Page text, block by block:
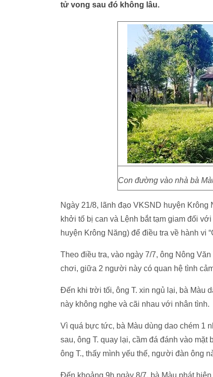
tử vong sau đó không lâu.
Con đường vào nhà bà
Ngày 21/8, lãnh đạo VKSND huyện
khởi tố bị can và Lệnh bắt tạm giam đối
huyện Krông Năng) để điều tra về hành vi
Theo điều tra, vào ngày 7/7, ông Nông
chơi, giữa 2 người này có quan hệ tình
Đến khi trời tối, ông T. xin ngủ lại, bà Màu
này không nghe và cãi nhau với nhân tình.
Vì quá bực tức, bà Màu dùng dao chém 1
sau, ông T. quay lại, cầm đá đánh vào
ông T., thấy mình yếu thế, người đàn ông
Đến khoảng 9h ngày 8/7, bà Màu phát